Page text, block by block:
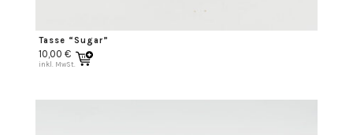
Tasse “Sugar”
10,00 €
inkl. MwSt.